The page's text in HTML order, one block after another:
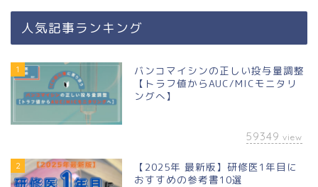
人気記事ランキング
1
バンコマイシンの正しい投与量調整
【トラフ値からAUC/MICモニタリ
ングへ】
59349 view
2
【2025年 最新版】研修医1年目に
おすすめの参考書10選